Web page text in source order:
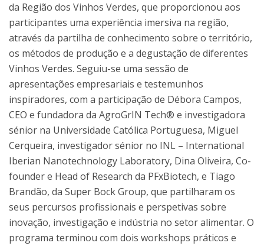
da Região dos Vinhos Verdes, que proporcionou aos
participantes uma experiência imersiva na região,
através da partilha de conhecimento sobre o território,
os métodos de produção e a degustação de diferentes
Vinhos Verdes. Seguiu-se uma sessão de
apresentações empresariais e testemunhos
inspiradores, com a participação de Débora Campos,
CEO e fundadora da AgroGrIN Tech® e investigadora
sénior na Universidade Católica Portuguesa, Miguel
Cerqueira, investigador sénior no INL – International
Iberian Nanotechnology Laboratory, Dina Oliveira, Co-
founder e Head of Research da PFxBiotech, e Tiago
Brandão, da Super Bock Group, que partilharam os
seus percursos profissionais e perspetivas sobre
inovação, investigação e indústria no setor alimentar. O
programa terminou com dois workshops práticos e